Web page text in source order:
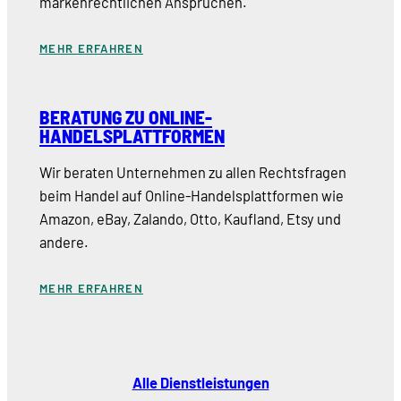
MEHR ERFAHREN
BERATUNG ZU ONLINE-
HANDELSPLATTFORMEN
Wir beraten Unternehmen zu allen Rechtsfragen
beim Handel auf Online-Handelsplattformen wie
Amazon, eBay, Zalando, Otto, Kaufland, Etsy und
andere.
MEHR ERFAHREN
Alle Dienstleistungen